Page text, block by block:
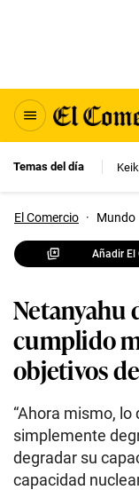
Temas del día
El Comercio · Mundo
Añadir El
Netanyahu
cumplido
objetivos
“Ahora mismo,
simplemente
degradar su
capacidad